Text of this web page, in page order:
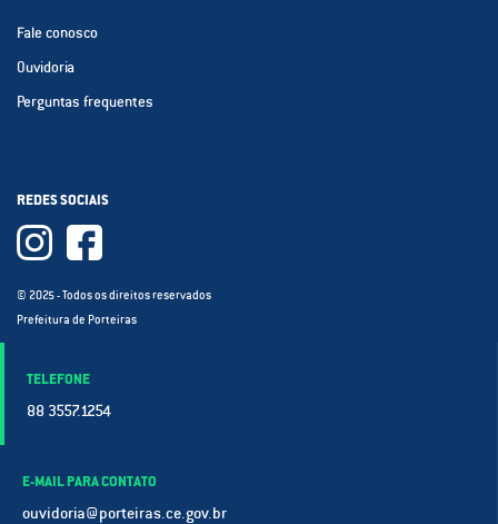
Fale conosco
Ouvidoria
Perguntas frequentes
REDES SOCIAIS
© 2025 - Todos os direitos reservados
Prefeitura de Porteiras
TELEFONE
88 3557.1254
E-MAIL PARA CONTATO
ouvidoria@porteiras.ce.gov.br